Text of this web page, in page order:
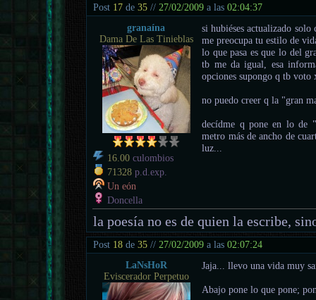
Post 17 de35 // 27/02/2009 a las02:04:37
granaína
Dama De Las Tinieblas
16.00 culombios
71328 p.d.exp.
Un eón
Doncella
si hubiéses actualizado
me preocupa tu estilo de
lo que pasa es que lo del
tb me da igual, esa
opciones supongo q tb voto
no puedo creer q la "gran
decídme q pone en lo de
metro más de ancho de
luz...
la poesía no es de quien la escribe,
Post 18 de35 //27/02/2009 a las02:07:24
LaNsHoR
Eviscerador Perpetuo
Jaja... llevo una vida muy
Abajo pone lo que pone;